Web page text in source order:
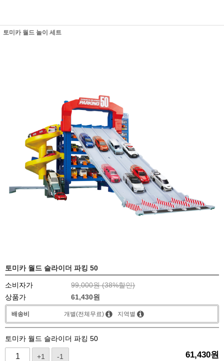
토미카 월드 놀이 세트
토미카 월드 슬라이더 파킹 50
소비자가 99,000원 (38%할인)
상품가
61,430원
배송비 개별(전체무료) 지역별
토미카 월드 슬라이더 파킹 50
+1 -1 61,430원